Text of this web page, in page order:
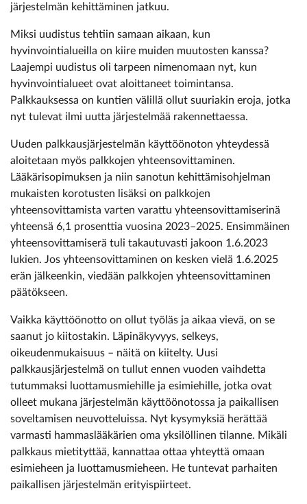
järjestelmän kehittäminen jatkuu.
Miksi uudistus tehtiin samaan aikaan, kun
hyvinvointialueilla on kiire muiden muutosten kanssa?
Laajempi uudistus oli tarpeen nimenomaan nyt, kun
hyvinvointialueet ovat aloittaneet toimintansa.
Palkkauksessa on kuntien välillä ollut suuriakin eroja, jotka
nyt tulevat ilmi uutta järjestelmää rakennettaessa.
Uuden palkkausjärjestelmän käyttöönoton yhteydessä
aloitetaan myös palkkojen yhteensovittaminen.
Lääkärisopimuksen ja niin sanotun kehittämisohjelman
mukaisten korotusten lisäksi on palkkojen
yhteensovittamista varten varattu yhteensovittamiserinä
yhteensä 6,1 prosenttia vuosina 2023–2025. Ensimmäinen
yhteensovittamiserä tuli takautuvasti jakoon 1.6.2023
lukien. Jos yhteensovittaminen on kesken vielä 1.6.2025
erän jälkeenkin, viedään palkkojen yhteensovittaminen
päätökseen.
Vaikka käyttöönotto on ollut työläs ja aikaa vievä, on se
saanut jo kiitostakin. Läpinäkyvyys, selkeys,
oikeudenmukaisuus – näitä on kiitelty. Uusi
palkkausjärjestelmä on tullut ennen vuoden vaihdetta
tutummaksi luottamusmiehille ja esimiehille, jotka ovat
olleet mukana järjestelmän käyttöönotossa ja paikallisen
soveltamisen neuvotteluissa. Nyt kysymyksiä herättää
varmasti hammaslääkärien oma yksilöllinen tilanne. Mikäli
palkkaus mietityttää, kannattaa ottaa yhteyttä omaan
esimieheen ja luottamusmieheen. He tuntevat parhaiten
paikallisen järjestelmän erityispiirteet.